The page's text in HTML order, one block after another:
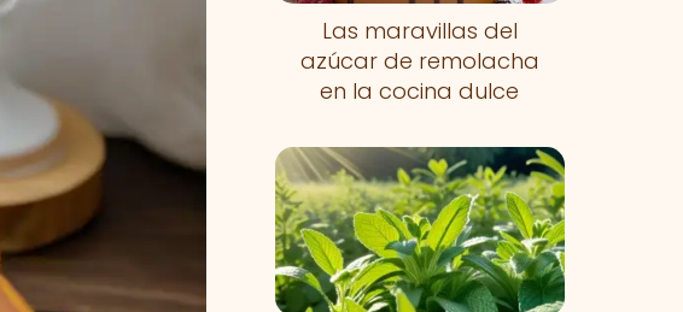
Las maravillas del
azúcar de remolacha
en la cocina dulce